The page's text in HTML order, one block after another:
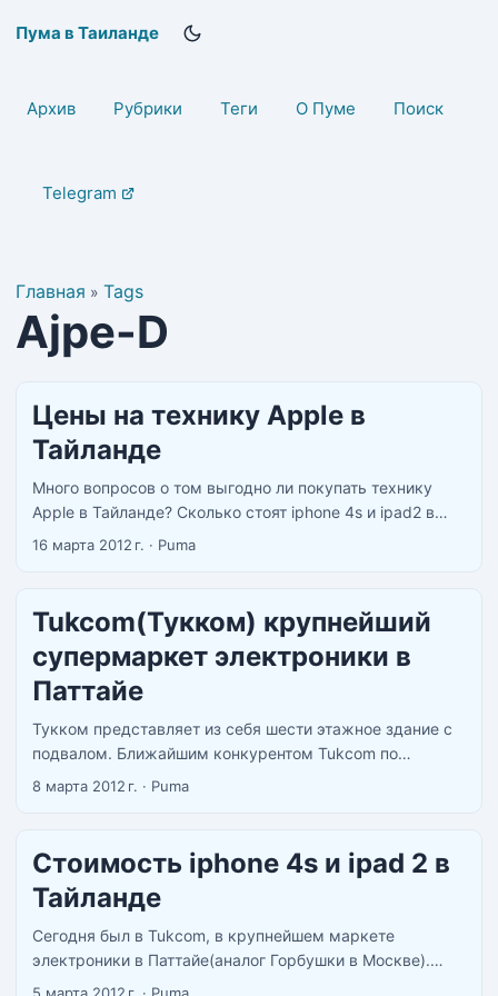
Пума в Таиланде
Архив Рубрики Теги О Пуме Поиск
Telegram
Главная » Tags
Ajpe-D
Цены на технику Apple в
Тайланде
Много вопросов о том выгодно ли покупать технику
Apple в Тайланде? Сколько стоят iphone 4s и ipad2 в
Тайланде? Как купить iMac в Тайланде? Если куплю
16 марта 2012 г. · Puma
Tukcom(Тукком) крупнейший
супермаркет электроники в
Паттайе
Тукком представляет из себя шести этажное здание с
подвалом. Ближайшим конкурентом Tukcom по
продаже электроники в Паттайе является третий этаж
Second Road(Вторая Улица) по улице South Pattaya
Road(Южная Паттайя). ...
8 марта 2012 г. · Puma
Стоимость iphone 4s и ipad 2 в
Тайланде
Сегодня был в Tukcom, в крупнейшем маркете
электроники в Паттайе(аналог Горбушки в Москве).
Друг просил посмотреть цены на Iphone. Все айфоны